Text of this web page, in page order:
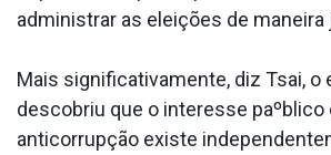
administrar as eleições de maneira
Mais significativamente, diz Tsai, o
descobriu que o interesse
anticorrupção existe